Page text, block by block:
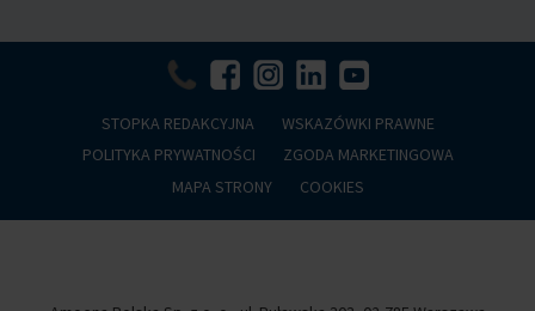
STOPKA REDAKCYJNA
WSKAZÓWKI PRAWNE
POLITYKA PRYWATNOŚCI
ZGODA MARKETINGOWA
MAPA STRONY
COOKIES